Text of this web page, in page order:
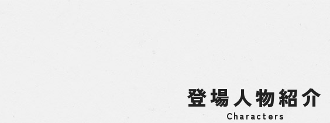
登場人物紹介
Characters